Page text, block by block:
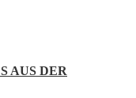
AUS DER